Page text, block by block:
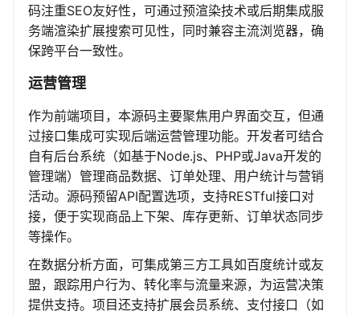
码注重SEO友好性，可通过预渲染技术或后期集成服
务端渲染扩展搜索可见性，同时兼容主流浏览器，确
保跨平台一致性。
运营管理
作为前端项目，本源码主要聚焦用户界面交互，但通
过接口集成可实现后端运营管理功能。开发者可结合
自有后台系统（如基于Node.js、PHP或Java开发的
管理端）管理商品数据、订单处理、用户统计与营销
活动。源码预留API配置选项，支持RESTful接口对
接，便于实现商品上下架、库存更新、订单状态同步
等操作。
在数据分析方面，可集成第三方工具如百度统计或友
盟，跟踪用户行为、转化率与流量来源，为运营决策
提供支持。项目还支持扩展会员系统、支付接口（如